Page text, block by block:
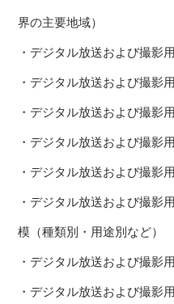
界の主要地域）
・デジタル放送および撮影
・デジタル放送および撮影
・デジタル放送および撮影
・デジタル放送および撮影
・デジタル放送および撮影
・デジタル放送および撮影
模（種類別・用途別など）
・デジタル放送および撮影
・デジタル放送および撮影